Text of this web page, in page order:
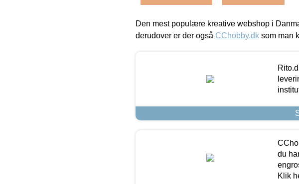
Den mest populære kreative webshop i
derudover er der også CChobby.dk som man
du
Klik